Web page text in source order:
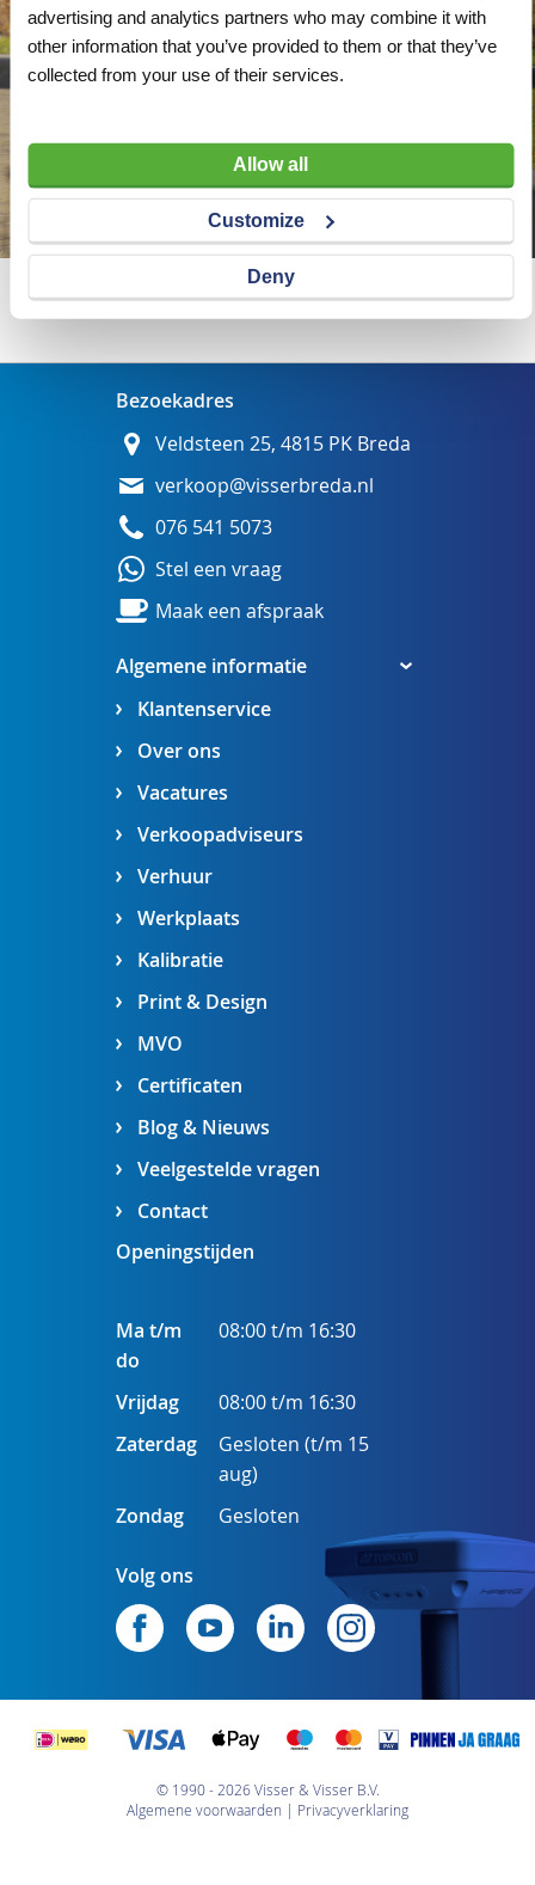
advertising and analytics partners who may combine it with
other information that you’ve provided to them or that they’ve
collected from your use of their services.
Allow all
Customize
Deny
Wij adviseren u graag
Algemene informatie
Klantenservice
Over ons
Vacatures
Verkoopadviseurs
Verhuur
Werkplaats
Kalibratie
Print & Design
MVO
Certificaten
Blog & Nieuws
Veelgestelde vragen
Contact
Bezoekadres
Veldsteen 25, 4815 PK Breda
verkoop@visserbreda.nl
076 541 5073
Stel een vraag
Maak een afspraak
Openingstijden
Ma t/m
do
08:00 t/m 16:30
Vrijdag
08:00 t/m 16:30
Zaterdag
Gesloten (t/m 15
aug)
Zondag
Gesloten
Volg ons
© 1990 - 2026 Visser & Visser B.V.
Algemene voorwaarden
Privacyverklaring